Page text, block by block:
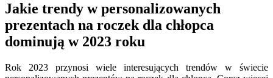
Jakie trendy w personalizowanych
prezentach na roczek dla chłopca
dominują w 2023 roku
Rok 2023 przynosi wiele interesujących trendów w świecie